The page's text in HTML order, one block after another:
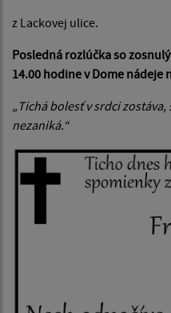
z Lackovej ulice.
Posledná rozlúčka so
14.00 hodine v Dome
„Tichá bolesť v srdci
nezaniká.“